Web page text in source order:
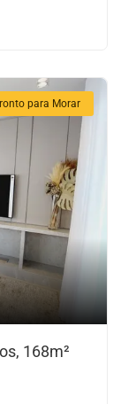
para Morar
168m²